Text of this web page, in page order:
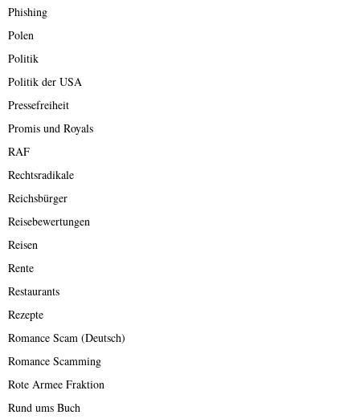
Phishing
Polen
Politik
Politik der USA
Pressefreiheit
Promis und Royals
RAF
Rechtsradikale
Reichsbürger
Reisebewertungen
Reisen
Rente
Restaurants
Rezepte
Romance Scam (Deutsch)
Romance Scamming
Rote Armee Fraktion
Rund ums Buch